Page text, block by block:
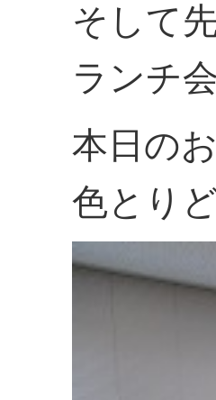
そして
ランチ
本日の
色とり